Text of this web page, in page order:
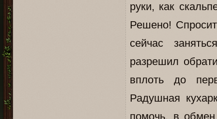
руки, как
Решено!
сейчас
разрешил
вплоть до
Радушная
помочь, в